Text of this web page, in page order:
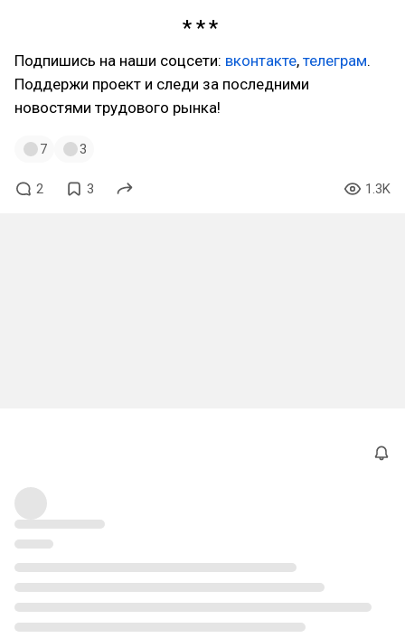
Подпишись на наши соцсети: вконтакте, телеграм.
Поддержи проект и следи за последними
новостями трудового рынка!
7 3
2 3 1.3K